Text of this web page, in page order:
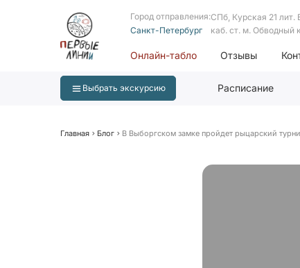
Город отправления:
Санкт-Петербург
СПб, Курская 21 лит.
каб. ст. м. Обводный
Онлайн-табло Отзывы
Выбрать экскурсию Расписание
Главная Блог В Выборгском замке пройдет рыцарский